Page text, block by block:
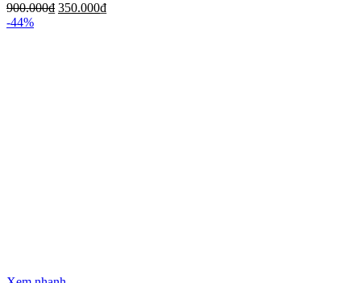
900.000₫ 350.000₫
-44%